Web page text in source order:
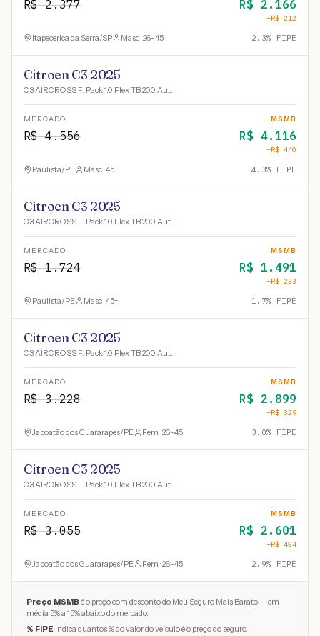
R$2.377 R$ 2.166
−R$ 212
Itapecerica da Serra/SP Masc · 26-45 2.3% FIPE
Citroen C3 2025
C3 AIRCROSS F. Pack 1.0 Flex TB 200 Aut.
MERCADO
R$4.556
MSMB
R$ 4.116
−R$ 440
Paulista/PE Masc · 45+ 4.3% FIPE
Citroen C3 2025
C3 AIRCROSS F. Pack 1.0 Flex TB 200 Aut.
MERCADO
R$1.724
MSMB
R$ 1.491
−R$ 233
Paulista/PE Masc · 45+ 1.7% FIPE
Citroen C3 2025
C3 AIRCROSS F. Pack 1.0 Flex TB 200 Aut.
MERCADO
R$3.228
MSMB
R$ 2.899
−R$ 329
Jaboatão dos Guararapes/PE Fem · 26-45 3.0% FIPE
Citroen C3 2025
C3 AIRCROSS F. Pack 1.0 Flex TB 200 Aut.
MERCADO
R$3.055
MSMB
R$ 2.601
−R$ 454
Jaboatão dos Guararapes/PE Fem · 26-45 2.9% FIPE
Preço MSMB é o preço com desconto do Meu Seguro Mais Barato — em
média 5% a 15% abaixo do mercado.
% FIPE indica quantos % do valor do veículo é o preço do seguro.